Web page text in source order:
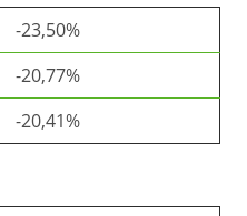
-23,50%
-20,77%
-20,41%